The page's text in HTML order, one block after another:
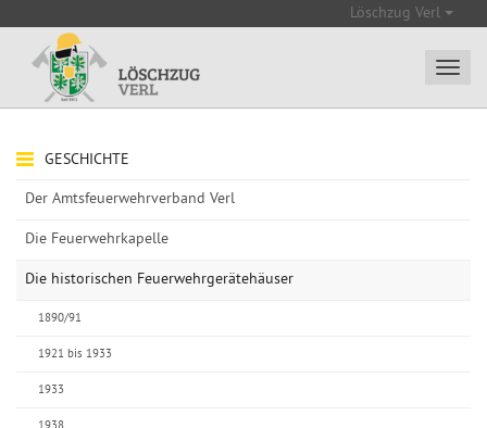
Löschzug Verl
GESCHICHTE
Der Amtsfeuerwehrverband Verl
Die Feuerwehrkapelle
Die historischen Feuerwehrgerätehäuser
1890/91
1921 bis 1933
1933